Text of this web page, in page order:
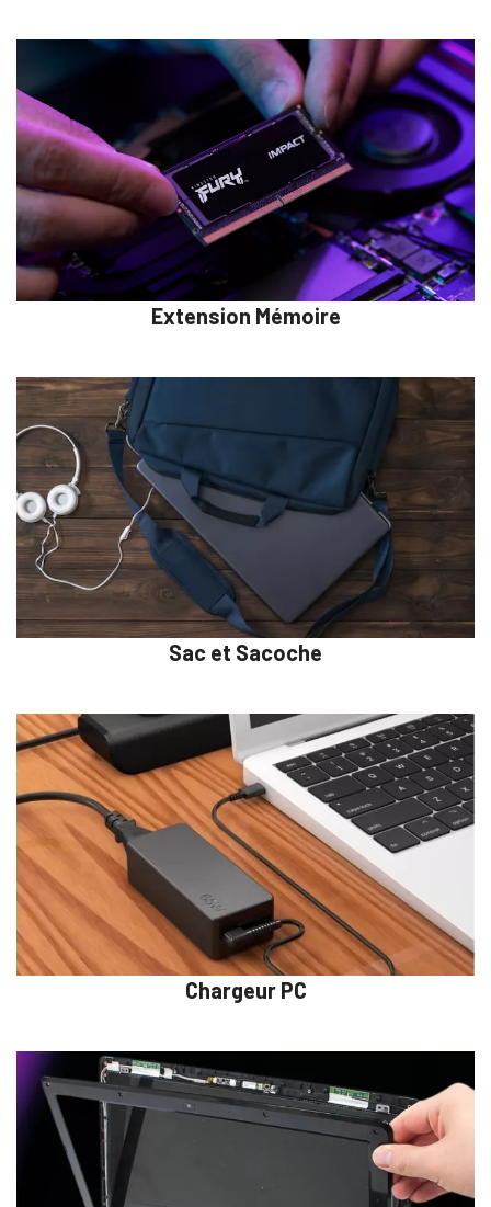
Extension Mémoire
Sac et Sacoche
Chargeur PC